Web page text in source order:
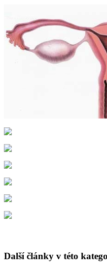
Další články v této